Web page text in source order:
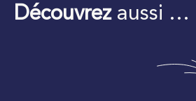
Découvrezaussi …